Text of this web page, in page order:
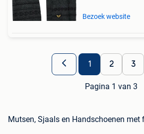
Bezoek website
1 2 3
Pagina 1 van 3
Mutsen, Sjaals en Handschoenen met